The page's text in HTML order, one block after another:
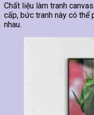
Chất liệu làm tranh
cấp, bức tranh này có thể
nhau.